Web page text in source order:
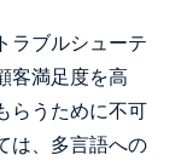
ラブルシューテ
客満足度を高
らうために不可
は、多言語への